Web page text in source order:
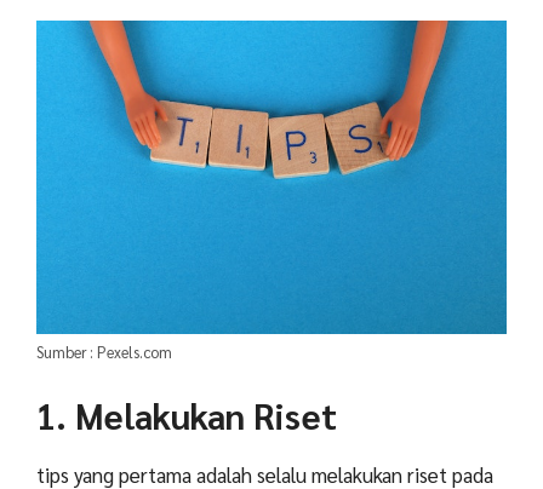
Sumber : Pexels.com
1. Melakukan Riset
tips yang pertama adalah selalu melakukan riset pada